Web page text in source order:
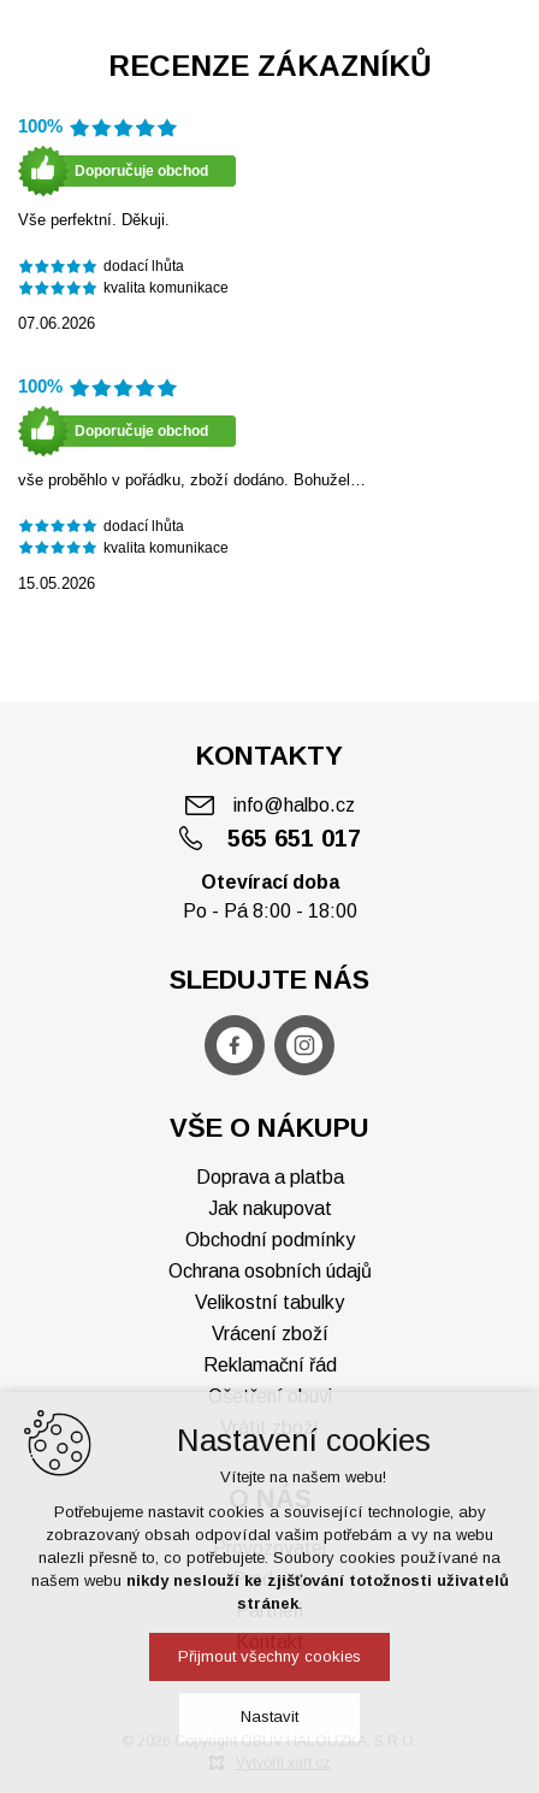
RECENZE ZÁKAZNÍKŮ
100%
Doporučuje obchod
Vše perfektní. Děkuji.
dodací lhůta
kvalita komunikace
07.06.2026
100%
Doporučuje obchod
vše proběhlo v pořádku, zboží dodáno. Bohužel…
dodací lhůta
kvalita komunikace
15.05.2026
KONTAKTY
565 651 017
info@halbo.cz
Otevírací doba
Po - Pá 8:00 - 18:00
O NÁS
Provozovatel
Prodejny
Partneři
VŠE O NÁKUPU
Doprava a platba
Jak nakupovat
Obchodní podmínky
Ochrana osobních údajů
Velikostní tabulky
Vrácení zboží
Reklamační řád
Ošetření obuvi
Vrátit zboží
SLEDUJTE NÁS
© 2026 Copyright OBUV HALOUZKA, S.R.O.
Nastavení cookies
Vítejte na našem webu!
Potřebujeme nastavit cookies a související technologie, aby
zobrazovaný obsah odpovídal vašim potřebám a vy na webu
nalezli přesně to, co potřebujete. Soubory cookies používané na
našem webu nikdy neslouží ke zjišťování totožnosti uživatelů
stránek.
Přijmout všechny cookies
Nastavit